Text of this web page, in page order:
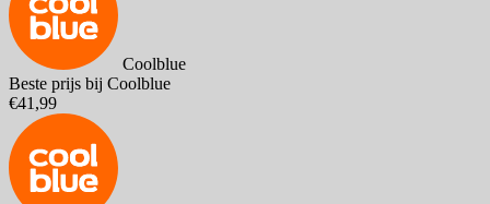
Coolblue
Beste prijs bij Coolblue
€41,99